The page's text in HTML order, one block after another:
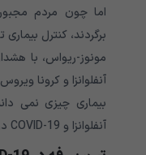
اما چون مردم
برگردند، کنترل
مونوز-ریواس، با
آنفلوانزا و کرونا
بیماری چیزی نمی
آنفلوانزا و COVID-19 در پاییز و زمستان باشیم.